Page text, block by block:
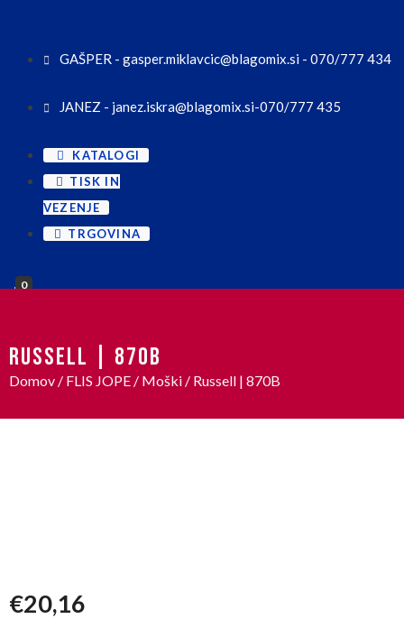
GAŠPER - gasper.miklavcic@blagomix.si - 070/777 434
JANEZ - janez.iskra@blagomix.si-070/777 435
KATALOGI
TISK IN
VEZENJE
TRGOVINA
0
RUSSELL | 870B
Domov / FLIS JOPE / Moški / Russell | 870B
€20,16